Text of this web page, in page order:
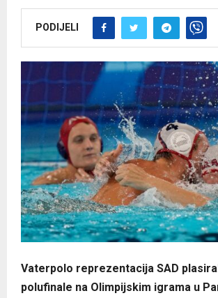
PODIJELI
Vaterpolo reprezentacija SAD
polufinale na Olimpijskim igrama u